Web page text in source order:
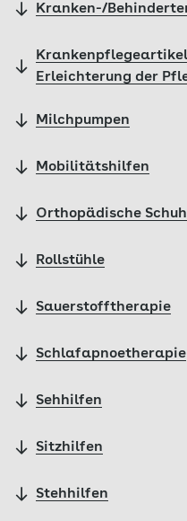
Kranken-/
Erleichterung der
Milchpumpen
Mobilitätshilfen
Orthopädische
Rollstühle
Sauerstofftherapie
Schlafapnoetherapie
Sehhilfen
Sitzhilfen
Stehhilfen